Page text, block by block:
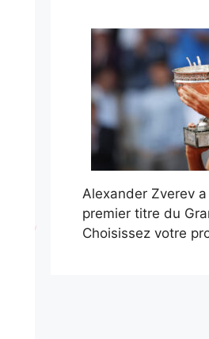
Alexander Zverev
premier titre du
Choisissez votre